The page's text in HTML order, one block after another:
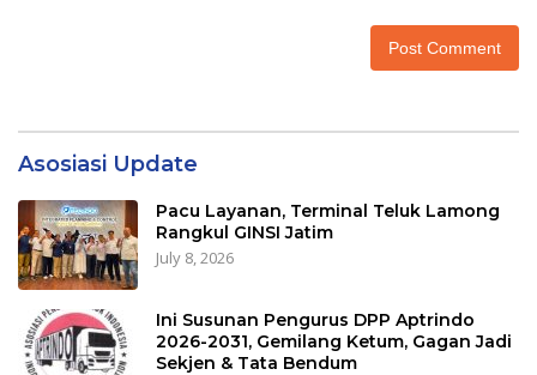
Asosiasi Update
Pacu Layanan, Terminal Teluk Lamong
Rangkul GINSI Jatim
July 8, 2026
Ini Susunan Pengurus DPP Aptrindo
2026-2031, Gemilang Ketum, Gagan Jadi
Sekjen & Tata Bendum